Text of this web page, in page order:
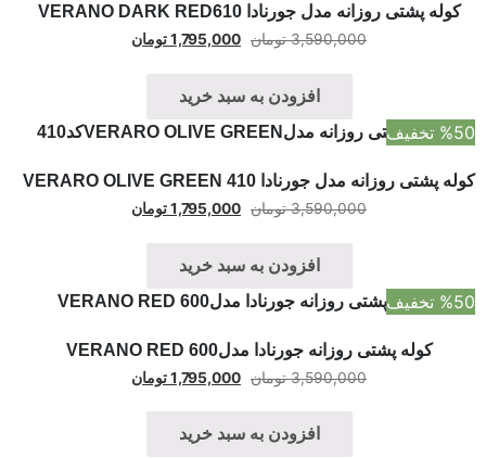
کوله پشتی روزانه مدل جورنادا VERANO DARK RED610
3,590,000 تومان 1,795,000تومان
افزودن به سبد خرید
%50 تخفیف
کوله پشتی روزانه مدل جورنادا VERARO OLIVE GREEN 410
3,590,000 تومان 1,795,000تومان
افزودن به سبد خرید
%50 تخفیف
کوله پشتی روزانه جورنادا مدلVERANO RED 600
3,590,000 تومان 1,795,000تومان
افزودن به سبد خرید